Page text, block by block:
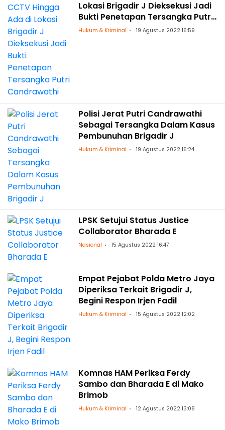
Lokasi Brigadir J Dieksekusi Jadi
Bukti Penetapan Tersangka Putri
Candrawathi
Hukum & Kriminal 19 Agustus 2022 16:59
Polisi Jerat Putri Candrawathi
Sebagai Tersangka Dalam Kasus
Pembunuhan Brigadir J
Hukum & Kriminal 19 Agustus 2022 16:24
LPSK Setujui Status Justice
Collaborator Bharada E
Nasional 15 Agustus 2022 16:47
Empat Pejabat Polda Metro Jaya
Diperiksa Terkait Brigadir J,
Begini Respon Irjen Fadil
Hukum & Kriminal 15 Agustus 2022 12:02
Komnas HAM Periksa Ferdy
Sambo dan Bharada E di Mako
Brimob
Hukum & Kriminal 12 Agustus 2022 13:08